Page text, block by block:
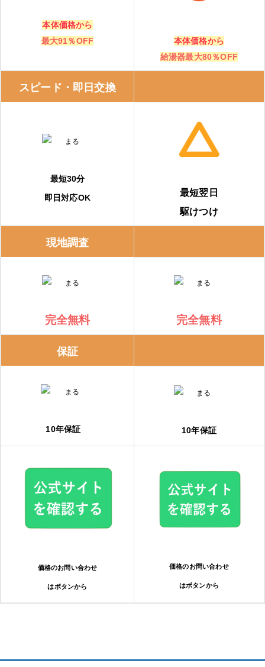
本体価格から
最大91％OFF
本体価格から
給湯器最大80％OFF
スピード・即日交換
最短30分
即日対応OK
最短翌日
駆けつけ
現地調査
完全無料 完全無料
保証
10年保証 10年保証
価格のお問い合わせ
はボタンから
価格のお問い合わせ
はボタンから